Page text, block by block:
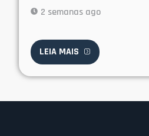
2 semanas ago
LEIA MAIS